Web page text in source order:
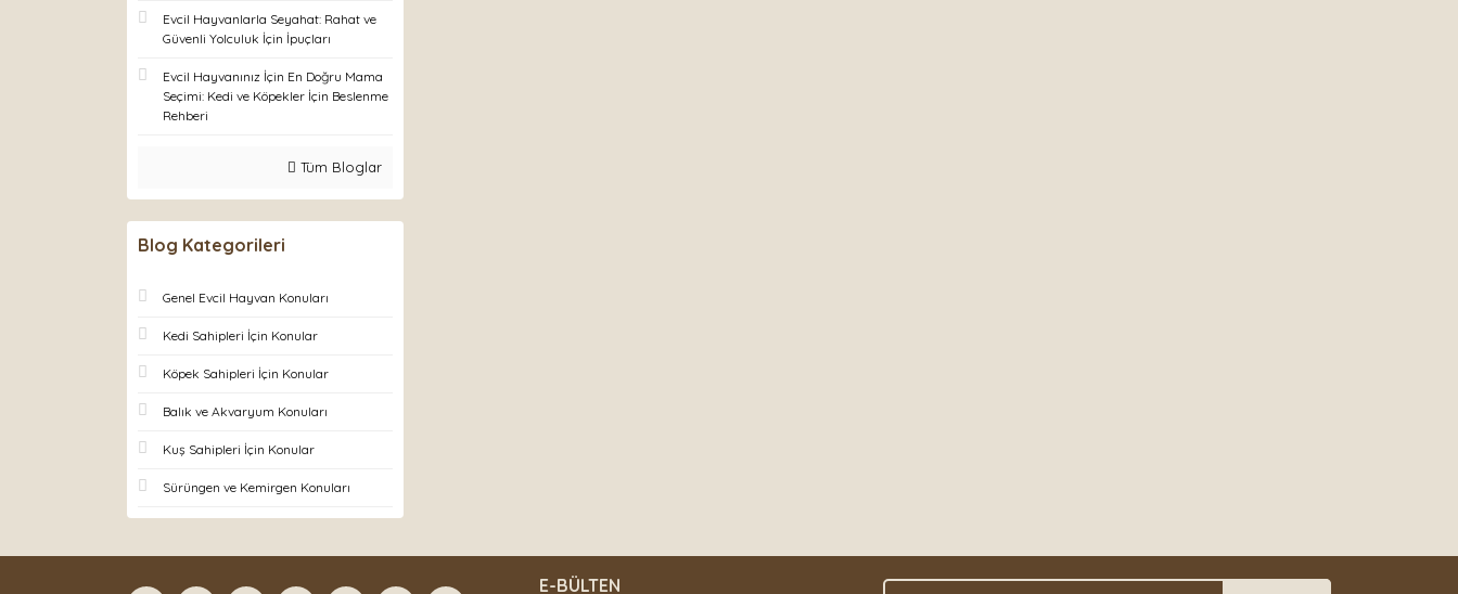
Evcil Hayvanlarla Seyahat: Rahat ve
Güvenli Yolculuk İçin İpuçları
Evcil Hayvanınız İçin En Doğru Mama
Seçimi: Kedi ve Köpekler İçin Beslenme
Rehberi
Tüm Bloglar
Blog Kategorileri
Genel Evcil Hayvan Konuları
Kedi Sahipleri İçin Konular
Köpek Sahipleri İçin Konular
Balık ve Akvaryum Konuları
Kuş Sahipleri İçin Konular
Sürüngen ve Kemirgen Konuları
E-BÜLTEN